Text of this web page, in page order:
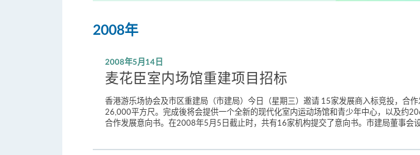
2008年
2008年5月14日
麦花臣室内场馆重建项目招标
香港游乐场协会及市区重建局（市建局）今日（星期三）邀请 15家发展商入标竞投，合
26,000平方尺。完成後将会提供一个全新的现代化室内运动场馆和青少年中心，以及约
合作发展意向书。在2008年5月5日截止时，共有16家机构提交了意向书。市建局董事